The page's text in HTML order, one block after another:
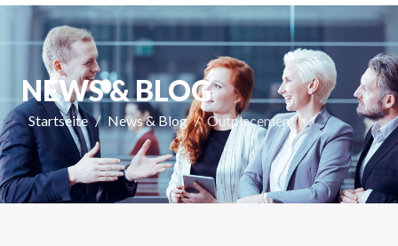
NEWS & BLOG
Startseite News & Blog Outplacement